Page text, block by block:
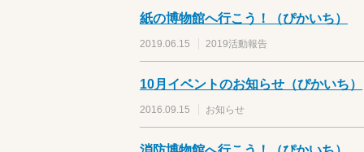
紙の博物館へ行こう！（ぴかいち）
2019.06.15 2019活動報告
10月イベントのお知らせ（ぴかいち）
2016.09.15 お知らせ